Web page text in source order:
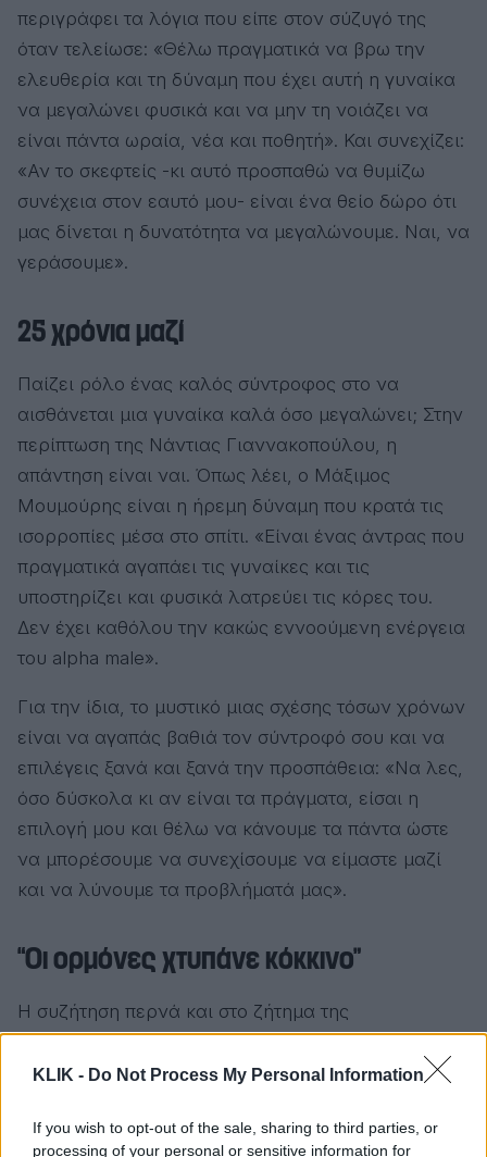
KLIK - Do Not Process My Personal Information
If you wish to opt-out of the sale, sharing to third parties, or
processing of your personal or sensitive information for
περιγράφει τα λόγια που είπε στον σύζυγό της
όταν τελείωσε: «Θέλω πραγματικά να βρω την
ελευθερία και τη δύναμη που έχει αυτή η γυναίκα
να μεγαλώνει φυσικά και να μην τη νοιάζει να
είναι πάντα ωραία, νέα και ποθητή». Και συνεχίζει:
«Αν το σκεφτείς -κι αυτό προσπαθώ να θυμίζω
συνέχεια στον εαυτό μου- είναι ένα θείο δώρο ότι
μας δίνεται η δυνατότητα να μεγαλώνουμε. Ναι, να
γεράσουμε».
25 χρόνια μαζί
Παίζει ρόλο ένας καλός σύντροφος στο να
αισθάνεται μια γυναίκα καλά όσο μεγαλώνει; Στην
περίπτωση της Νάντιας Γιαννακοπούλου, η
απάντηση είναι ναι. Όπως λέει, ο Μάξιμος
Μουμούρης είναι η ήρεμη δύναμη που κρατά τις
ισορροπίες μέσα στο σπίτι. «Είναι ένας άντρας που
πραγματικά αγαπάει τις γυναίκες και τις
υποστηρίζει και φυσικά λατρεύει τις κόρες του.
Δεν έχει καθόλου την κακώς εννοούμενη ενέργεια
του alpha male».
Για την ίδια, το μυστικό μιας σχέσης τόσων χρόνων
είναι να αγαπάς βαθιά τον σύντροφό σου και να
επιλέγεις ξανά και ξανά την προσπάθεια: «Να λες,
όσο δύσκολα κι αν είναι τα πράγματα, είσαι η
επιλογή μου και θέλω να κάνουμε τα πάντα ώστε
να μπορέσουμε να συνεχίσουμε να είμαστε μαζί
και να λύνουμε τα προβλήματά μας».
“Οι ορμόνες χτυπάνε κόκκινο”
Η συζήτηση περνά και στο ζήτημα της
εμμηνόπαυσης, που απασχολεί πολλές γυναίκες
αλλά σπάνια συζητιέται δημόσια με τόση
τρόπο, η Νάντια μοιράζεται τη δική της εμπειρία: